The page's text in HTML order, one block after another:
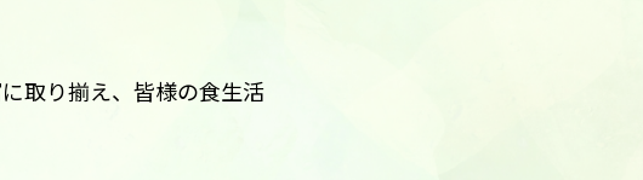
取り揃え、皆様の食生活